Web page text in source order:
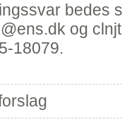
bedes
og
18079.